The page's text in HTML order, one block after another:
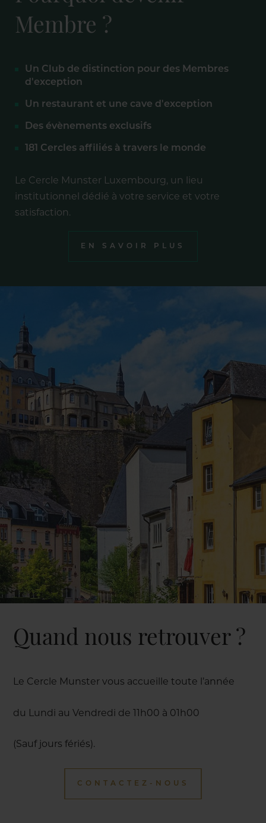
Membre ?
Un Club de distinction pour des Membres
d'exception
Un restaurant et une cave d'exception
Des évènements exclusifs
181 Cercles affiliés à travers le monde
Le Cercle Munster Luxembourg, un lieu
institutionnel dédié à votre service et votre
satisfaction.
EN SAVOIR PLUS
Quand nous retrouver ?
Le Cercle Munster vous accueille toute l’année
du Lundi au Vendredi de 11h00 à 01h00
(Sauf jours fériés).
CONTACTEZ-NOUS